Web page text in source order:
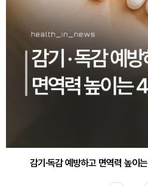
감기·독감 예방하고 면역력 높이